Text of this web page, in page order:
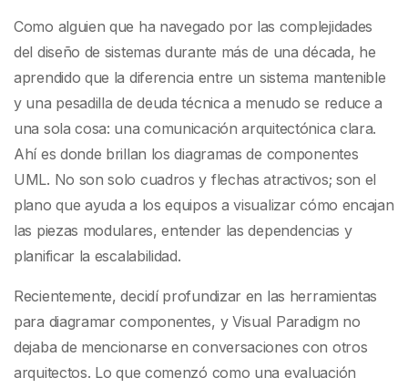
Como alguien que ha navegado por las complejidades
del diseño de sistemas durante más de una década, he
aprendido que la diferencia entre un sistema mantenible
y una pesadilla de deuda técnica a menudo se reduce a
una sola cosa: una comunicación arquitectónica clara.
Ahí es donde brillan los diagramas de componentes
UML. No son solo cuadros y flechas atractivos; son el
plano que ayuda a los equipos a visualizar cómo encajan
las piezas modulares, entender las dependencias y
planificar la escalabilidad.
Recientemente, decidí profundizar en las herramientas
para diagramar componentes, y Visual Paradigm no
dejaba de mencionarse en conversaciones con otros
arquitectos. Lo que comenzó como una evaluación